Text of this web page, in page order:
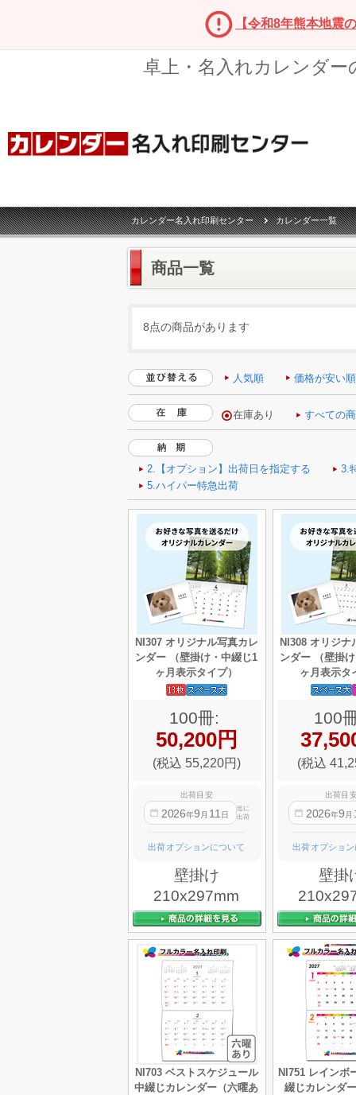
【令和8年熊本地震
卓上・名入れカレンダ
カレンダー名入れ印刷センター カレンダー一覧
商品一覧
8点の商品があります
人気順 価格が安い順
NI307 オリジナル写真カレ
ンダー （壁掛け・中綴じ1
ヶ月表示タイプ）
100冊:
50,200円
(税込 55,220円)
出荷目安
2026年9 月 11 日
迄に
出荷
出荷オプションについて
壁掛け
210x297mm
NI308 オリジナ
ンダー （壁掛
ヶ月表示タ
100
(税込
出荷目
2026年9 月
出荷オプショ
壁掛
NI703 ベストスケジュール
中綴じカレンダー（六曜あ
NI751 レインボ
綴じカレンダ